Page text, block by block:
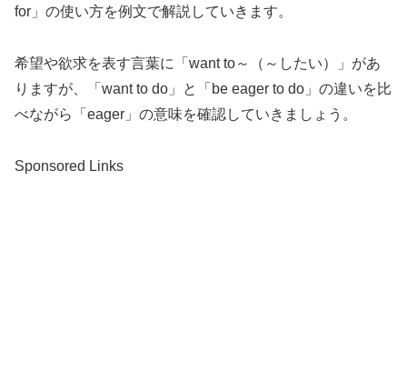
for」の使い方を例文で解説していきます。
希望や欲求を表す言葉に「want to～（～したい）」があ
りますが、「want to do」と「be eager to do」の違いを比
べながら「eager」の意味を確認していきましょう。
Sponsored Links